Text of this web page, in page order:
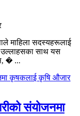
माहिला सदस्यहरूलाई
उल्लाहसका साथ यस
� ...
संयोजनमा